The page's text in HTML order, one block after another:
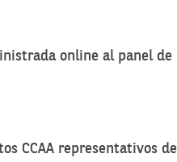
online al panel de
CCAA representativos de